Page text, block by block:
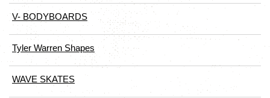
V- BODYBOARDS
Tyler Warren Shapes
WAVE SKATES